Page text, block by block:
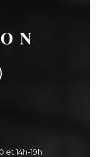
et 14h-19h